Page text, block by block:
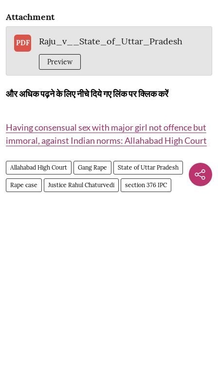
Attachment
PDF Raju_v__State_of_Uttar_Pradesh
Preview
और अधिक पढ़ने के लिए नीचे दिये गए लिंक पर क्लिक करें
Having consensual sex with major girl not offence but
immoral, against Indian norms: Allahabad High Court
Allahabad High Court Gang Rape State of Uttar Pradesh
Rape case Justice Rahul Chaturvedi section 376 IPC